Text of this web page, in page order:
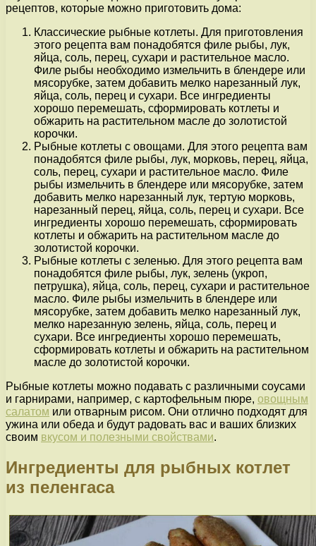
рецептов, которые можно приготовить дома:
Классические рыбные котлеты. Для приготовления
этого рецепта вам понадобятся филе рыбы, лук,
яйца, соль, перец, сухари и растительное масло.
Филе рыбы необходимо измельчить в блендере или
мясорубке, затем добавить мелко нарезанный лук,
яйца, соль, перец и сухари. Все ингредиенты
хорошо перемешать, сформировать котлеты и
обжарить на растительном масле до золотистой
корочки.
Рыбные котлеты с овощами. Для этого рецепта вам
понадобятся филе рыбы, лук, морковь, перец, яйца,
соль, перец, сухари и растительное масло. Филе
рыбы измельчить в блендере или мясорубке, затем
добавить мелко нарезанный лук, тертую морковь,
нарезанный перец, яйца, соль, перец и сухари. Все
ингредиенты хорошо перемешать, сформировать
котлеты и обжарить на растительном масле до
золотистой корочки.
Рыбные котлеты с зеленью. Для этого рецепта вам
понадобятся филе рыбы, лук, зелень (укроп,
петрушка), яйца, соль, перец, сухари и растительное
масло. Филе рыбы измельчить в блендере или
мясорубке, затем добавить мелко нарезанный лук,
мелко нарезанную зелень, яйца, соль, перец и
сухари. Все ингредиенты хорошо перемешать,
сформировать котлеты и обжарить на растительном
масле до золотистой корочки.
Рыбные котлеты можно подавать с различными соусами
и гарнирами, например, с картофельным пюре, овощным
салатом или отварным рисом. Они отлично подходят для
ужина или обеда и будут радовать вас и ваших близких
своим вкусом и полезными свойствами.
Ингредиенты для рыбных котлет
из пеленгаса